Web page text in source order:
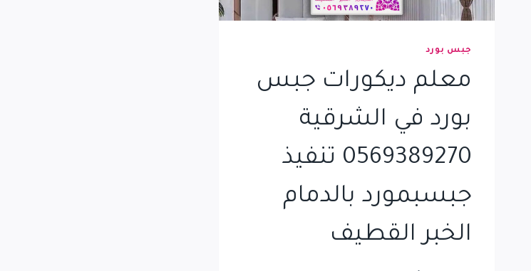
جبس بورد
معلم ديكورات جبس
بورد في الشرقية
0569389270 تنفيذ
جبسبمورد بالدمام
الخبر القطيف